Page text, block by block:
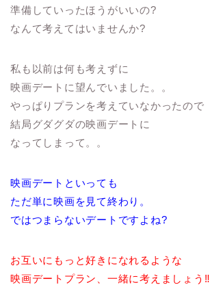
準備していったほうがいいの?
なんて考えてはいませんか?
私も以前は何も考えずに
映画デートに望んでいました。。
やっぱりプランを考えていなかったので
結局グダグダの映画デートに
なってしまって。。
映画デートといっても
ただ単に映画を見て終わり。
ではつまらないデートですよね?
お互いにもっと好きになれるような
映画デートプラン、一緒に考えましょう‼︎